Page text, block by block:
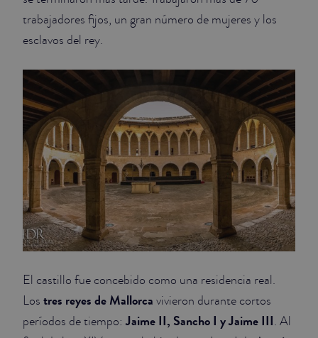
trabajadores fijos, un gran número de mujeres y los
esclavos del rey.
El castillo fue concebido como una residencia real.
Los tres reyes de Mallorca vivieron durante cortos
períodos de tiempo:Jaime II, Sancho I y Jaime III. Al